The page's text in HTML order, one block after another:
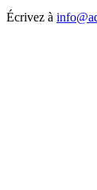
Écrivez à